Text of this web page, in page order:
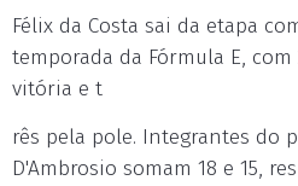
Félix da Costa sai da etapa
temporada da Fórmula E,
vitória e t
rês pela pole. Integrantes do
D'Ambrosio somam 18 e 15,